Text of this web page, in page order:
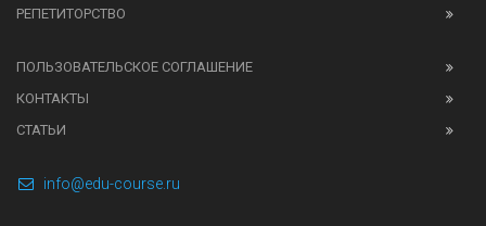
РЕПЕТИТОРСТВО
ПОЛЬЗОВАТЕЛЬСКОЕ СОГЛАШЕНИЕ
КОНТАКТЫ
СТАТЬИ
info@edu-course.ru